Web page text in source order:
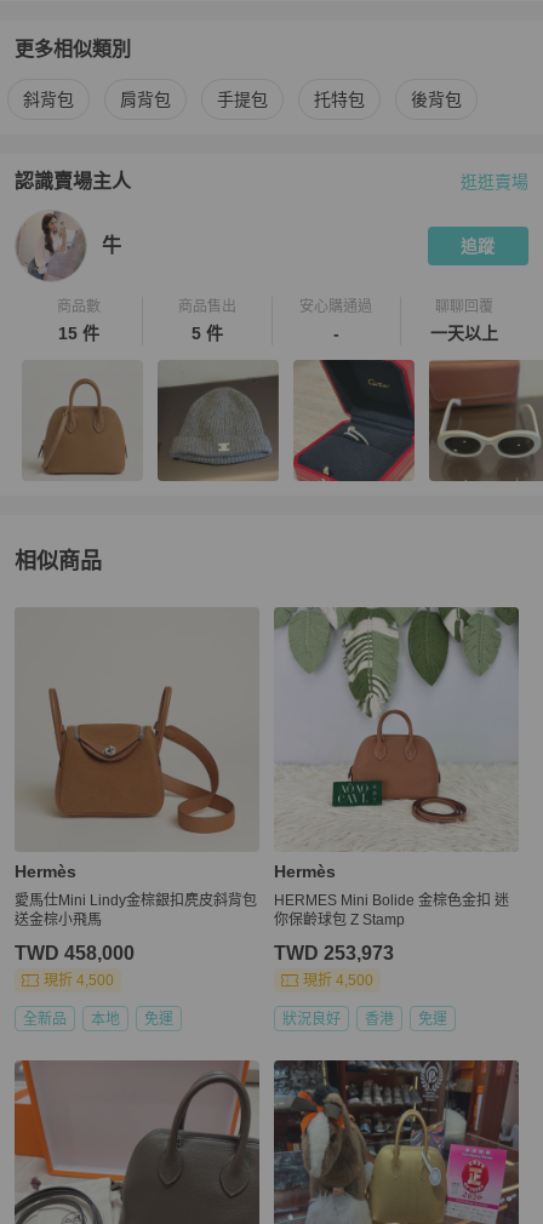
更多相似類別
更多Hermès 女包相似商品推薦
斜背包 肩背包 手提包 托特包 後背包
認識賣場主人
PopChill 拍拍圈嚴選賣家
逛逛賣場
牛 追蹤
商品數
15 件
商品售出
5 件
安心購通過
-
聊聊回覆
一天以上
相似商品
Hermès
愛馬仕Mini Lindy金棕銀扣麂皮斜背包
送金棕小飛馬
TWD 458,000
現折 4,500
全新品 本地 免運
Hermès
HERMES Mini Bolide 金棕色金扣 迷
你保齡球包 Z Stamp
TWD 253,973
現折 4,500
狀況良好 香港 免運